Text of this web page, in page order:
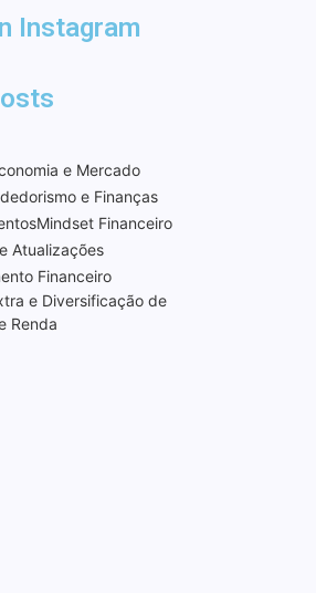
Instagram
e Mercado
e Finanças
Mindset Financeiro
Atualizações
Financeiro
e Diversificação de
Renda